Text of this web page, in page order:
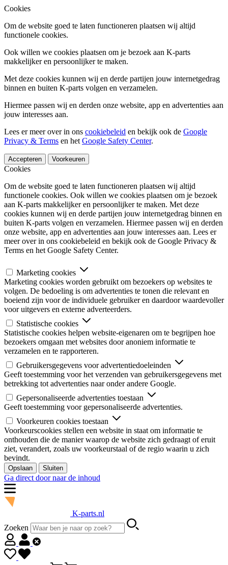
Cookies
Om de website goed te laten functioneren plaatsen wij altijd
functionele cookies.
Ook willen we cookies plaatsen om je bezoek aan K-parts
makkelijker en persoonlijker te maken.
Met deze cookies kunnen wij en derde partijen jouw internetgedrag
binnen en buiten K-parts volgen en verzamelen.
Hiermee passen wij en derden onze website, app en advertenties aan
jouw interesses aan.
Lees er meer over in ons cookiebeleid en bekijk ook de Google
Privacy & Terms en het Google Safety Center.
Accepteren Voorkeuren
Cookies
Om de website goed te laten functioneren plaatsen wij altijd
functionele cookies. Ook willen we cookies plaatsen om je bezoek
aan K-parts makkelijker en persoonlijker te maken. Met deze
cookies kunnen wij en derde partijen jouw internetgedrag binnen en
buiten K-parts volgen en verzamelen. Hiermee passen wij en derden
onze website, app en advertenties aan jouw interesses aan. Lees er
meer over in ons cookiebeleid en bekijk ook de Google Privacy &
Terms en het Google Safety Center.
Marketing cookies
Marketing cookies worden gebruikt om bezoekers op websites te
volgen. De bedoeling is om advertenties te tonen die relevant en
boeiend zijn voor de individuele gebruiker en daardoor waardevoller
voor uitgevers en externe adverteerders.
Statistische cookies
Statistische cookies helpen website-eigenaren om te begrijpen hoe
bezoekers omgaan met websites door anoniem informatie te
verzamelen en te rapporteren.
Gebruikersgegevens voor advertentiedoeleinden
Geeft toestemming voor het verzenden van gebruikersgegevens met
betrekking tot advertenties naar onder andere Google.
Gepersonaliseerde advertenties toestaan
Geeft toestemming voor gepersonaliseerde advertenties.
Voorkeuren cookies toestaan
Voorkeurscookies stellen een website in staat om informatie te
onthouden die de manier waarop de website zich gedraagt of eruit
ziet, verandert, zoals uw voorkeurstaal of de regio waarin u zich
bevindt.
Opslaan Sluiten
Ga direct door naar de inhoud
K-parts.nl
Zoeken